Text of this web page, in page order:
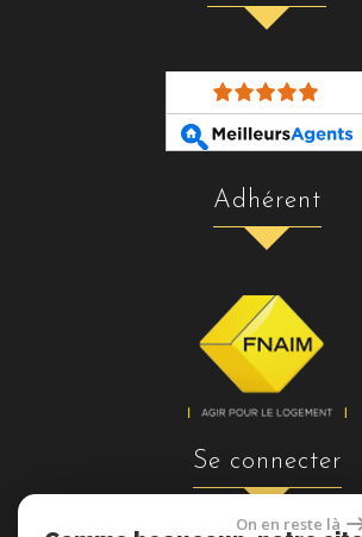
adhérent
se connecter
On en reste là